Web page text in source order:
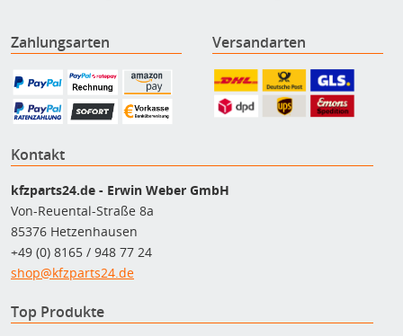
Zahlungsarten Versandarten
Kontakt
kfzparts24.de - Erwin Weber GmbH
Von-Reuental-Straße 8a
85376 Hetzenhausen
+49 (0) 8165 / 948 77 24
shop@kfzparts24.de
Top Produkte